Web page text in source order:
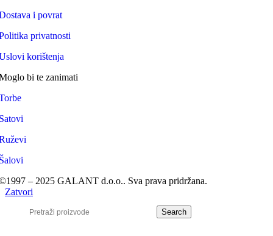
i povrat
privatnosti
korištenja
bi te zanimati
– 2025 GALANT d.o.o.. Sva prava pridržana.
Zatvori
Search